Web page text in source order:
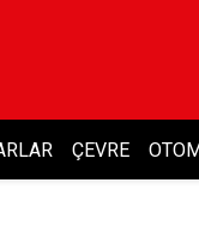
ÇEVRE